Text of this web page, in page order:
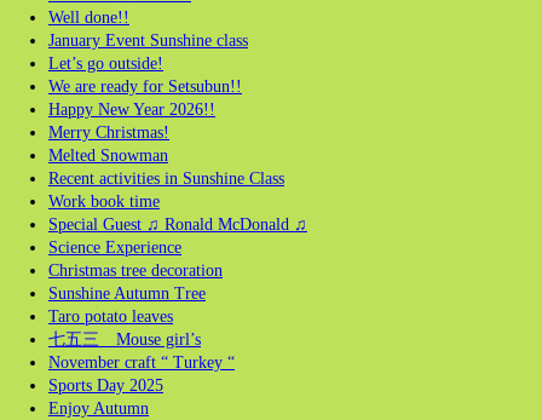
Well done!!
January Event Sunshine class
Let’s go outside!
We are ready for Setsubun!!
Happy New Year 2026!!
Merry Christmas!
Melted Snowman
Recent activities in Sunshine Class
Work book time
Special Guest ♫ Ronald McDonald ♫
Science Experience
Christmas tree decoration
Sunshine Autumn Tree
Taro potato leaves
七五三 Mouse girl’s
November craft “ Turkey “
Sports Day 2025
Enjoy Autumn